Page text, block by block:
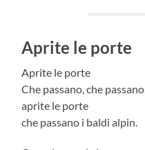
Aprite le porte
Aprite le porte
Che passano, che passano,
aprite le porte
che passano i baldi alpin.